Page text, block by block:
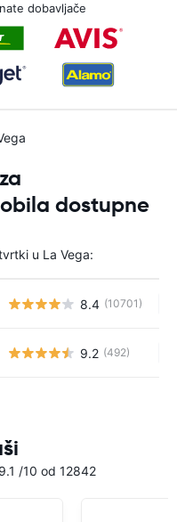
dobavljače
dostupne
u La Vega:
8.4 (10701)
9.2 (492)
/10 od 12842